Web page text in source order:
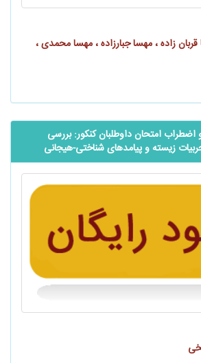
زاده ، مهسا جبارزاده ، مهسا محمدی ،
امتحان داوطلبان کنکور: بررسی
زیسته و پیامدهای شناختی-هیجانی